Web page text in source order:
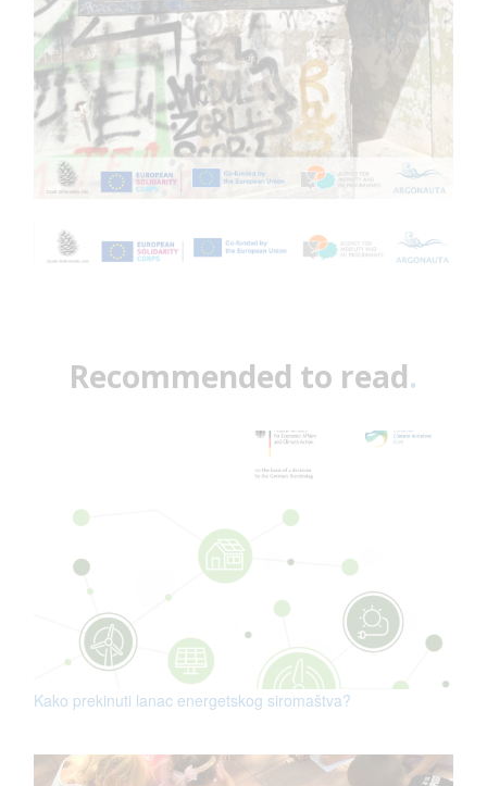
Recommended to read.
Kako prekinuti lanac energetskog siromaštva?